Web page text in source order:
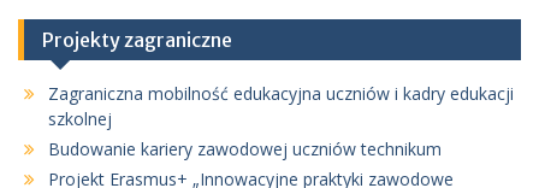
Projekty zagraniczne
Zagraniczna mobilność edukacyjna uczniów i kadry edukacji
szkolnej
Budowanie kariery zawodowej uczniów technikum
Projekt Erasmus+ „Innowacyjne praktyki zawodowe